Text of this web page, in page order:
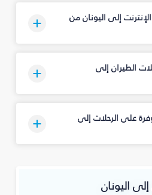
إلى اليونان من
الطيران إلى
على الرحلات إلى
اليونان